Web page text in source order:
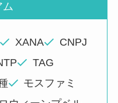
ム
XANA
CNPJ
TAG
モスファミ